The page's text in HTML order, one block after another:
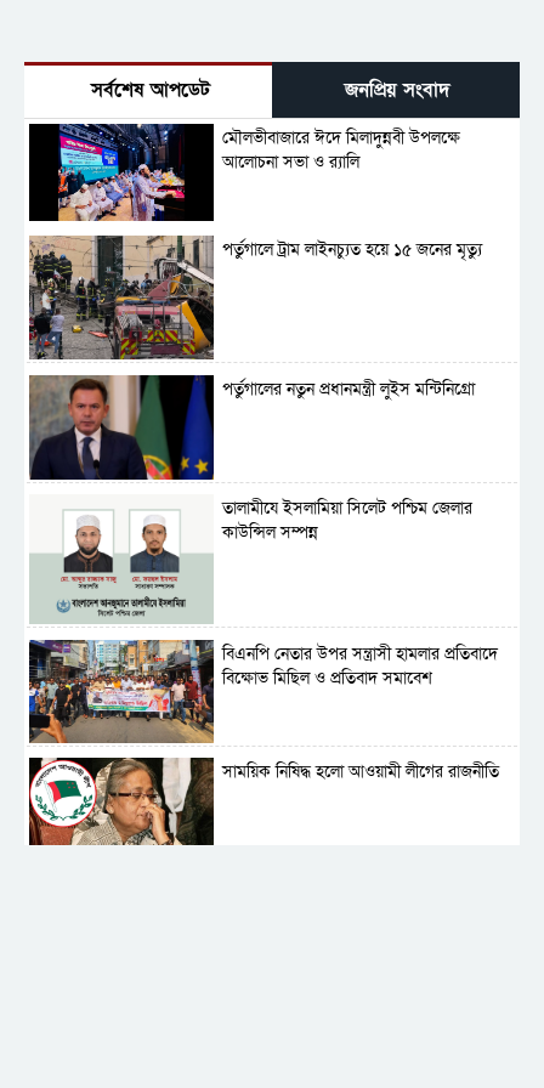
সর্বশেষ আপডেট জনপ্রিয় সংবাদ
মৌলভীবাজারে ঈদে মিলাদুন্নবী উপলক্ষে
আলোচনা সভা ও র‍্যালি
পর্তুগালে ট্রাম লাইনচ্যুত হয়ে ১৫ জনের মৃত্যু
পর্তুগালের নতুন প্রধানমন্ত্রী লুইস মন্টিনিগ্রো
‎তালামীযে ইসলামিয়া সিলেট পশ্চিম জেলার
কাউন্সিল সম্পন্ন
বিএনপি নেতার উপর সন্ত্রাসী হামলার প্রতিবাদে
বিক্ষোভ মিছিল ও প্রতিবাদ সমাবেশ
সাময়িক নিষিদ্ধ হলো আওয়ামী লীগের রাজনীতি